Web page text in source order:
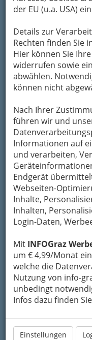
der EU (u.a. USA)
Details zur
Rechten finden Sie
Hier können Sie
widerrufen sowie
abwählen.
können nicht
Nach Ihrer
führen wir und
Informationen auf
und verarbeiten,
Endgerät
Webseiten-
Inhalte,
Inhalten,
Login-Daten,
Mit INFOGraz
um € 4,99/Monat
welche die
Nutzung von info-
unbedingt
Infos dazu finden Sie
Einstellungen
Adresse mit
Um die Info-Graz
bewahren ,
Übermittlung
Absenden
Unternehmen
m.b.H.
Mein Name
Meine Email
Mein Betreff
Meine Nachricht